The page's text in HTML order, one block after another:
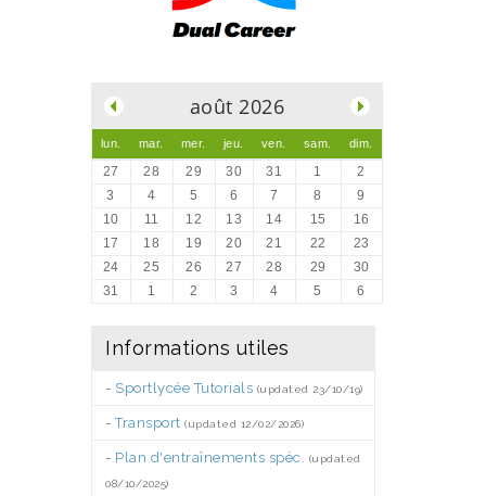
août 2026
lun. mar. mer. jeu. ven. sam. dim.
27 28 29 30 31 1
2
3
4 5 6 7 8
9
10
11 12 13 14 15
16
17
18 19 20 21 22
23
24
25 26 27 28 29
30
31
1 2 3 4 5 6
Informations utiles
- Sportlycée Tutorials (updated 23/10/19)
-Transport (updated 12/02/2026)
- Plan d'entraînements spéc. (updated
08/10/2025)